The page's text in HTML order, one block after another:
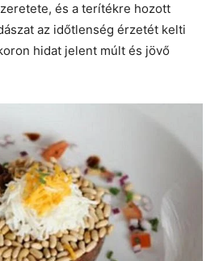
és a terítékre hozott
az időtlenség érzetét kelti
hidat jelent múlt és jövő